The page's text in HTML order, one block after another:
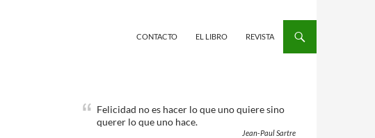
CONTACTO EL LIBRO REVISTA
Felicidad no es hacer lo que uno quiere sino
querer lo que uno hace.
Jean-Paul Sartre